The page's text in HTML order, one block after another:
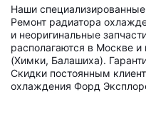
Наши
Ремонт радиатора
и неоригинальные
располагаются в Москве
(Химки, Балашиха).
Скидки постоянным
охлаждения Форд